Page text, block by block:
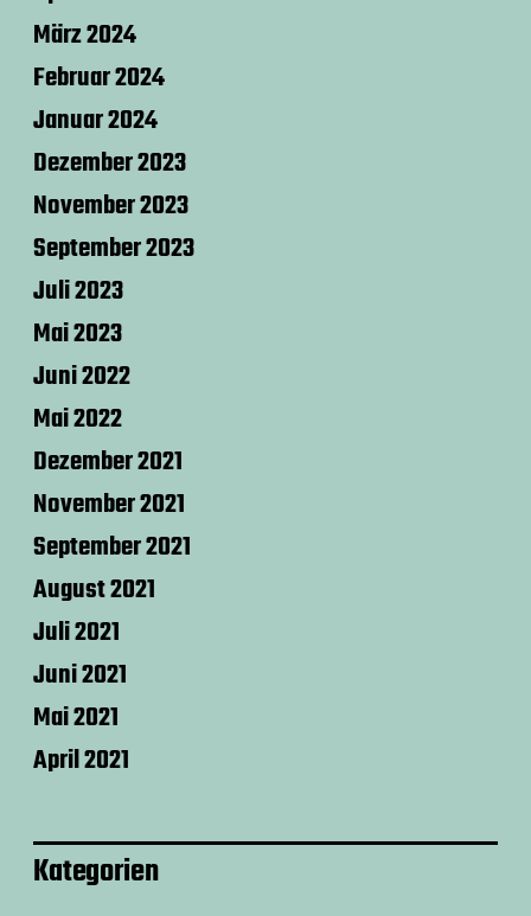
März 2024
Februar 2024
Januar 2024
Dezember 2023
November 2023
September 2023
Juli 2023
Mai 2023
Juni 2022
Mai 2022
Dezember 2021
November 2021
September 2021
August 2021
Juli 2021
Juni 2021
Mai 2021
April 2021
Kategorien